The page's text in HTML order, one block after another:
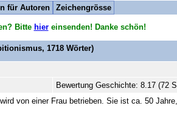
für Autoren Zeichengrösse
Bitte hiereinsenden! Danke schön!
1718 Wörter)
Bewertung Geschichte: 8.17 (72
von einer Frau betrieben. Sie ist ca. 50